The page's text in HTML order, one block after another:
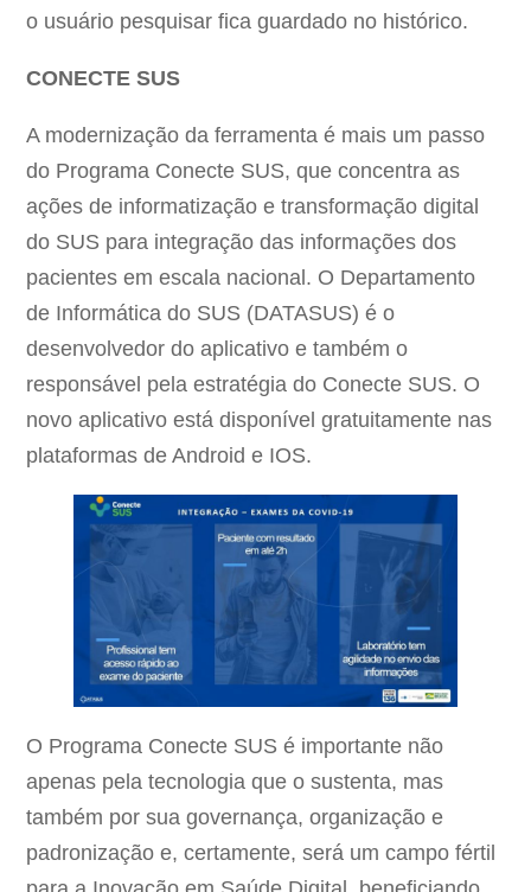
o usuário pesquisar fica guardado no histórico.
CONECTE SUS
A modernização da ferramenta é mais um passo
do Programa Conecte SUS, que concentra as
ações de informatização e transformação digital
do SUS para integração das informações dos
pacientes em escala nacional. O Departamento
de Informática do SUS (DATASUS) é o
desenvolvedor do aplicativo e também o
responsável pela estratégia do Conecte SUS. O
novo aplicativo está disponível gratuitamente nas
plataformas de Android e IOS.
O Programa Conecte SUS é importante não
apenas pela tecnologia que o sustenta, mas
também por sua governança, organização e
padronização e, certamente, será um campo fértil